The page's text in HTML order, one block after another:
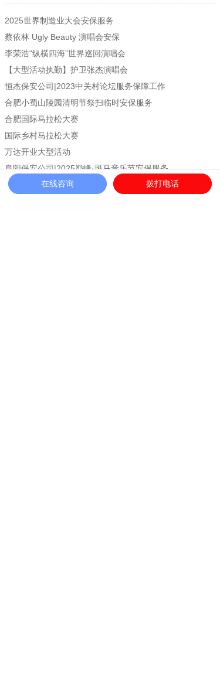
2025世界制造业大会安保服务
蔡依林 Ugly Beauty 演唱会安保
李荣浩“纵横四海”世界巡回演唱会
【大型活动执勤】护卫张杰演唱会
恒杰保安公司|2023中关村论坛服务保障工作
合肥小蜀山陵园清明节祭扫临时安保服务
合肥国际马拉松大赛
国际乡村马拉松大赛
万达开业大型活动
阜阳保安公司|2025巅峰·斑马音乐节安保服务
上一篇：“走出去”战略|合肥市保安协会、合肥市保安行业工会联合会组织部分会员企业赴天津、沈阳两地考察交流! 下一篇：人才强企|“恒星计划”第一期圆满收官 人才培养再结硕果
在线咨询 拨打电话